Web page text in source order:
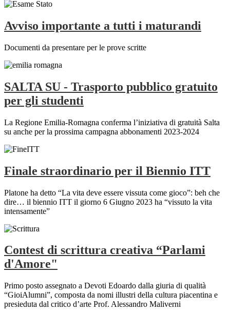
Avviso importante a tutti i maturandi
Documenti da presentare per le prove scritte
SALTA SU - Trasporto pubblico gratuito
per gli studenti
La Regione Emilia-Romagna conferma l’iniziativa di gratuità Salta
su anche per la prossima campagna abbonamenti 2023-2024
Finale straordinario per il Biennio ITT
Platone ha detto “La vita deve essere vissuta come gioco”: beh che
dire… il biennio ITT il giorno 6 Giugno 2023 ha “vissuto la vita
intensamente”
Contest di scrittura creativa “Parlami
d'Amore"
Primo posto assegnato a Devoti Edoardo dalla giuria di qualità
“GioiAlumni”, composta da nomi illustri della cultura piacentina e
presieduta dal critico d’arte Prof. Alessandro Maliverni